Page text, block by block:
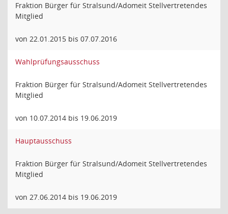
Fraktion Bürger für Stralsund/Adomeit Stellvertretendes
Mitglied
von 22.01.2015 bis 07.07.2016
Wahlprüfungsausschuss
Fraktion Bürger für Stralsund/Adomeit Stellvertretendes
Mitglied
von 10.07.2014 bis 19.06.2019
Hauptausschuss
Fraktion Bürger für Stralsund/Adomeit Stellvertretendes
Mitglied
von 27.06.2014 bis 19.06.2019